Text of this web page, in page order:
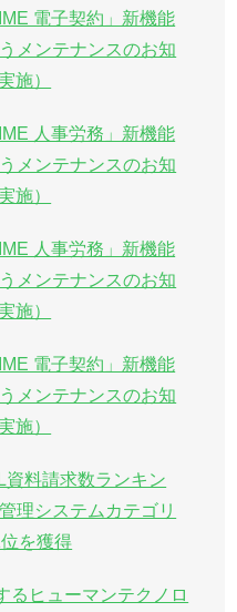
電子契約」新機能
メンテナンスのお知
施）
人事労務」新機能
メンテナンスのお知
施）
人事労務」新機能
メンテナンスのお知
施）
電子契約」新機能
メンテナンスのお知
施）
資料請求数ランキン
理システムカテゴリ
を獲得
るヒューマンテクノロ